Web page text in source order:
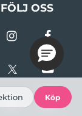
FÖLJ OSS
Köp